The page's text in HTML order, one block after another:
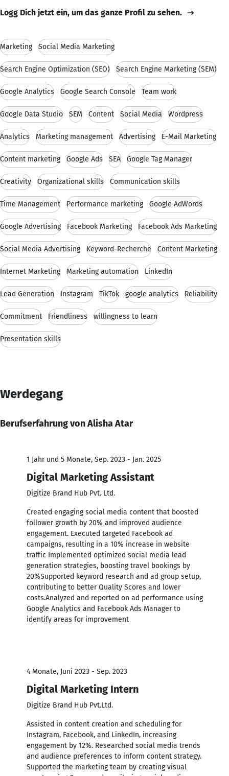
Logg Dich jetzt ein, um das ganze Profil zu sehen.
Marketing Social Media Marketing
Search Engine Optimization (SEO) Search Engine Marketing (SEM)
Google Analytics Google Search Console Team work
Google Data Studio SEM Content Social Media Wordpress
Analytics Marketing management Advertising E-Mail Marketing
Content marketing Google Ads SEA Google Tag Manager
Creativity Organizational skills Communication skills
Time Management Performance marketing Google AdWords
Google Advertising Facebook Marketing Facebook Ads Marketing
Social Media Advertising Keyword-Recherche Content Marketing
Internet Marketing Marketing automation LinkedIn
Lead Generation Instagram TikTok google analytics Reliability
Commitment Friendliness willingness to learn
Presentation skills
Werdegang
Berufserfahrung von Alisha Atar
1 Jahr und 5 Monate, Sep. 2023 - Jan. 2025
Digital Marketing Assistant
Digitize Brand Hub Pvt. Ltd.
Created engaging social media content that boosted
follower growth by 20% and improved audience
engagement. Executed targeted Facebook ad
campaigns, resulting in a 10% increase in website
traffic Implemented optimized social media lead
generation strategies, boosting travel bookings by
20%Supported keyword research and ad group setup,
contributing to better Quality Scores and lower
costs.Analyzed and reported on ad performance using
Google Analytics and Facebook Ads Manager to
identify areas for improvement
4 Monate, Juni 2023 - Sep. 2023
Digital Marketing Intern
Digitize Brand Hub Pvt.Ltd.
Assisted in content creation and scheduling for
Instagram, Facebook, and LinkedIn, increasing
engagement by 12%. Researched social media trends
and audience preferences to inform content strategy.
Supported the marketing team by creating visual